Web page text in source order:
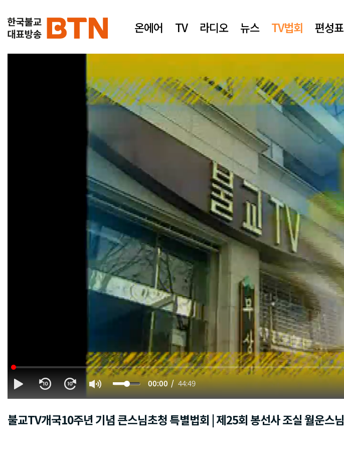
온에어 TV 라디오 뉴스 TV법회 편성표
00:00 44:49
불교TV개국10주년 기념 큰스님초청 특별법회 | 제25회 봉선사 조실 월운스님